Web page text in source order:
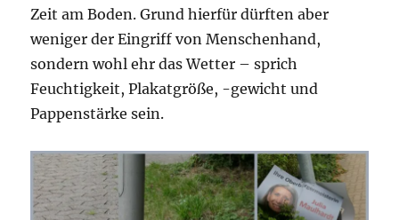
Zeit am Boden. Grund hierfür dürften aber
weniger der Eingriff von Menschenhand,
sondern wohl ehr das Wetter – sprich
Feuchtigkeit, Plakatgröße, -gewicht und
Pappenstärke sein.